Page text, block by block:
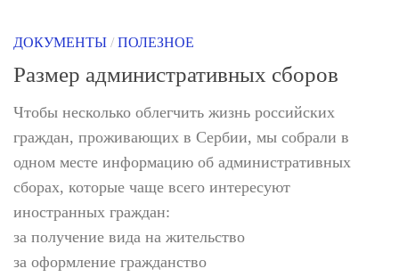
ДОКУМЕНТЫ / ПОЛЕЗНОЕ
Размер административных сборов
Чтобы несколько облегчить жизнь российских
граждан, проживающих в Сербии, мы собрали в
одном месте информацию об административных
сборах, которые чаще всего интересуют
иностранных граждан:
за получение вида на жительство
за оформление гражданство